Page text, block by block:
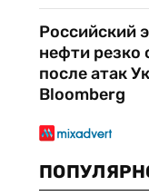
Российский
нефти резко
после атак
Bloomberg